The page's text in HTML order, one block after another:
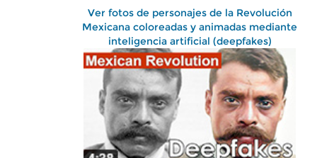
Ver fotos de personajes de la Revolución
Mexicana coloreadas y animadas mediante
inteligencia artificial (deepfakes)